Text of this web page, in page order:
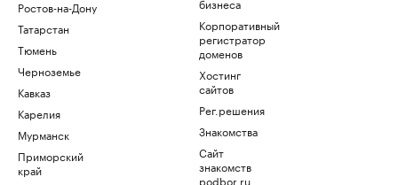
Ростов-на-Дону
Татарстан
Тюмень
Черноземье
Кавказ
Карелия
Мурманск
Приморский
край
Корпоративный
регистратор
доменов
Хостинг
сайтов
Рег.решения
Знакомства
Сайт
знакомств
podbor.ru